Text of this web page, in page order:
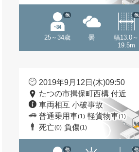
25～34歳
他
曇
幅13.0～
19.5m
他
2019年9月12日(木)09:50
たつの市揖保町西構 付近
車両相互 小破事故
普通乗用車(1) 軽貨物車(1)
死亡(0) 負傷(1)
他 他